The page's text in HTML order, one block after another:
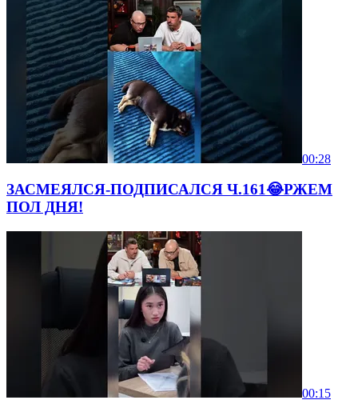
00:28
ЗАСМЕЯЛСЯ-ПОДПИСАЛСЯ Ч.161😂РЖЕМ
ПОЛ ДНЯ!
00:15